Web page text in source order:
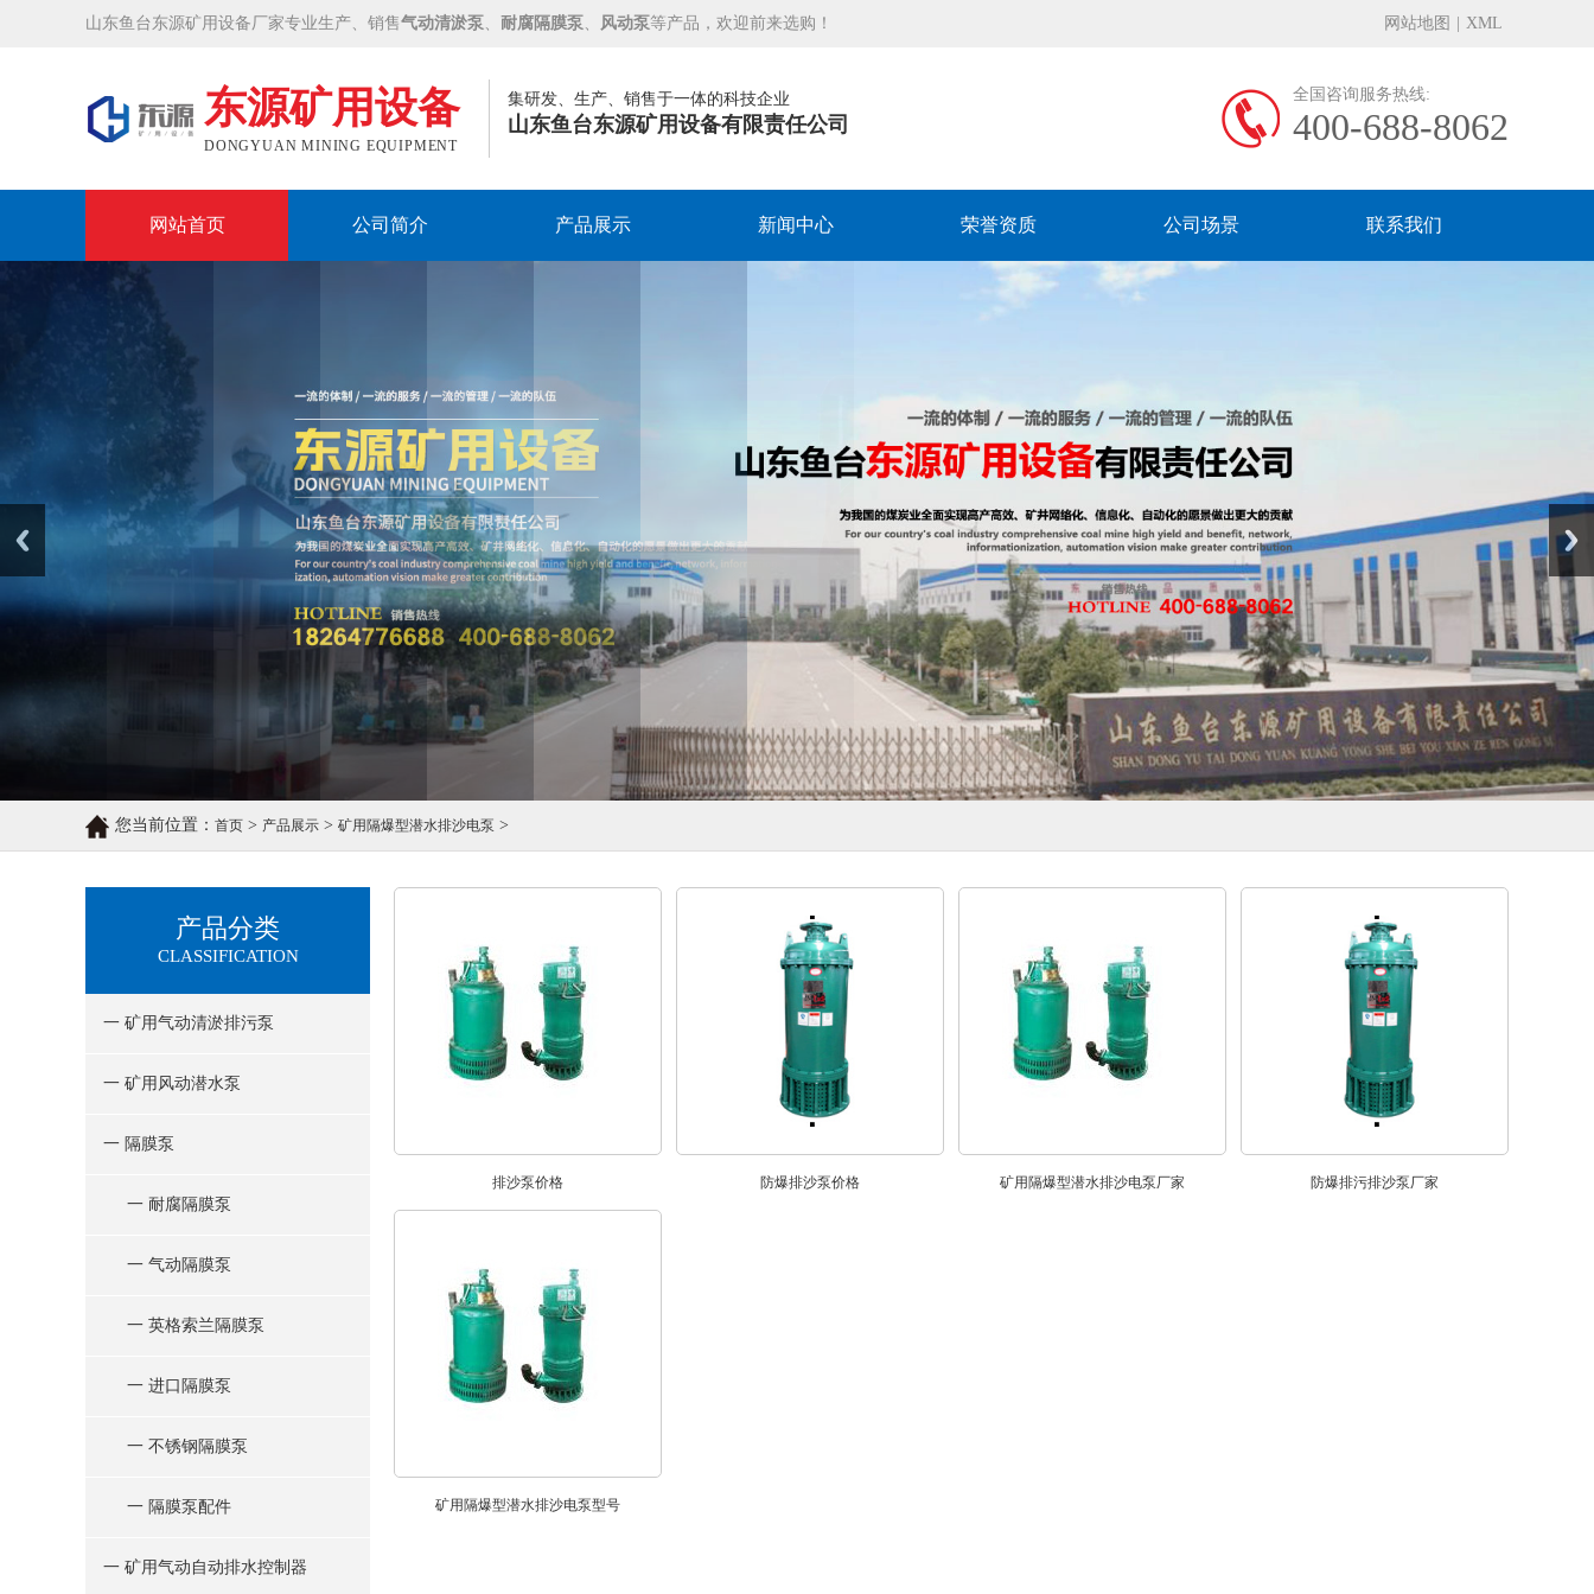
山东鱼台东源矿用设备厂家专业生产、销售气动清淤泵、 耐腐隔膜泵、 风动泵等产品，欢迎前来选购！ 网站地图 XML
东源矿用设备
DONGYUAN MINING EQUIPMENT
集研发、生产、销售于一体的科技企业
山东鱼台东源矿用设备有限责任公司
全国咨询服务热线:
400-688-8062
网站首页 公司简介 产品展示 新闻中心 荣誉资质 公司场景 联系我们
Next
您当前位置： 首页 > 产品展示 > 矿用隔爆型潜水排沙电泵 >
产品分类
CLASSIFICATION
一 矿用气动清淤排污泵
一 矿用风动潜水泵
一 隔膜泵
一 耐腐隔膜泵
一 气动隔膜泵
一 英格索兰隔膜泵
一 进口隔膜泵
一 不锈钢隔膜泵
一 隔膜泵配件
一 矿用气动自动排水控制器
排沙泵价格 防爆排沙泵价格 矿用隔爆型潜水排沙电泵厂家 防爆排污排沙泵厂家
矿用隔爆型潜水排沙电泵型号